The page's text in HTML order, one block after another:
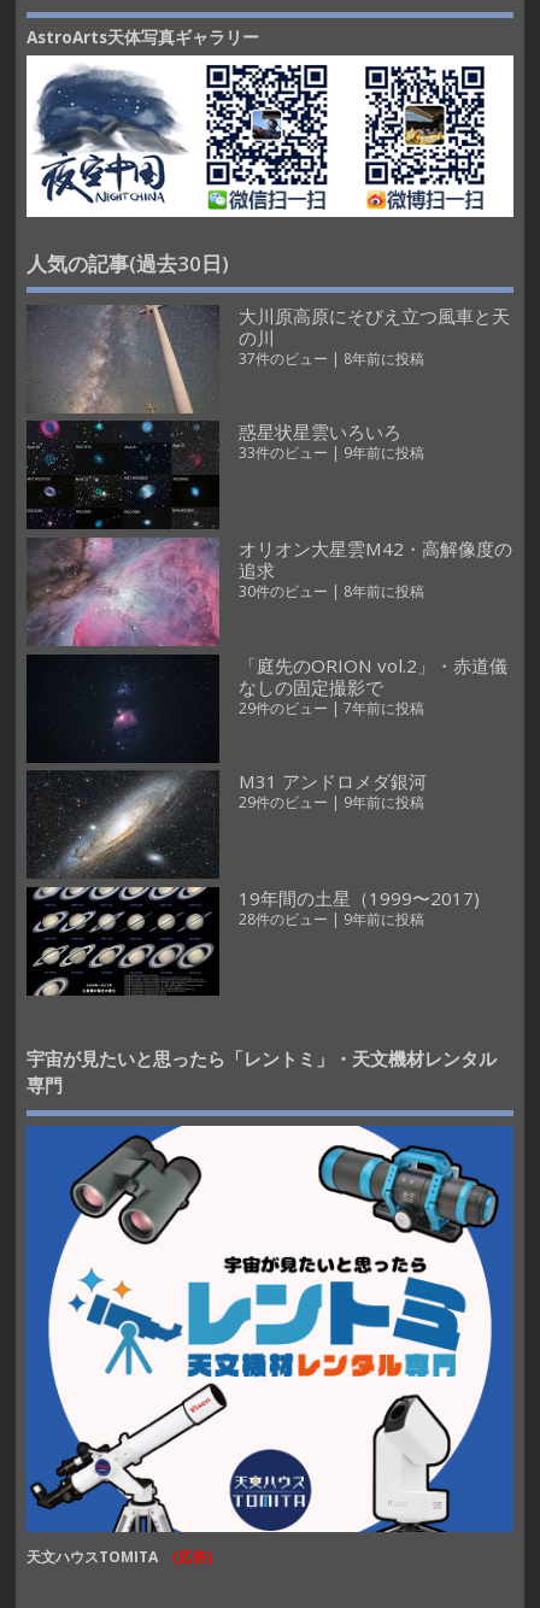
AstroArts天体写真ギャラリー
人気の記事(過去30日)
大川原高原にそびえ立つ風車と天
の川
37件のビュー | 8年前に投稿
惑星状星雲いろいろ
33件のビュー 9年前に投稿
オリオン大星雲M42・高解像度の
追求
30件のビュー | 8年前に投稿
「庭先のORION vol.2」・赤道儀
なしの固定撮影で
29件のビュー | 7年前に投稿
M31 アンドロメダ銀河
29件のビュー | 9年前に投稿
19年間の土星（1999〜2017)
28件のビュー | 9年前に投稿
宇宙が見たいと思ったら「レントミ」・天文機材レンタル
専門
天文ハウスTOMITA (広告)